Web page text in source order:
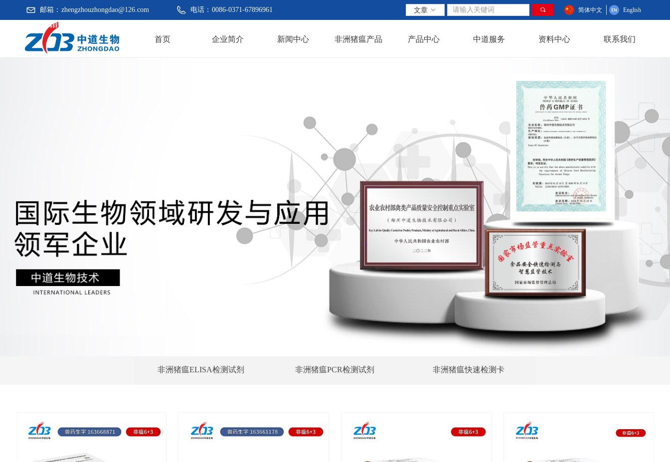
首页 企业简介 新闻中心 非洲猪瘟产品 产品中心 中道服务 资料中心 联系我们
邮箱： zhengzhouzhongdao@126.com 电话： 0086-0371-67896961 끠
文章 ꀁ 简体中文 English
非洲猪瘟ELISA检测试剂 非洲猪瘟PCR检测试剂 非洲猪瘟快速检测卡